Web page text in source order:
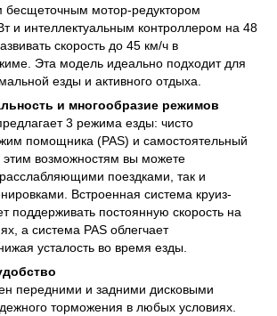
бесщеточным мотор-редуктором
и интеллектуальным контроллером на 48
скорость до 45 км/ч в
Эта модель идеально подходит для
езды и активного отдыха.
и многообразие режимов
3 режима езды: чисто
помощника (PAS) и самостоятельный
возможностям вы можете
поездками, так и
Встроенная система круиз-
поддерживать постоянную скорость на
а система PAS облегчает
усталость во время езды.
передними и задними дисковыми
торможения в любых условиях.